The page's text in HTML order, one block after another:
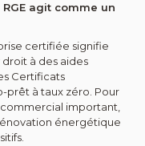
agit comme un
certifiée signifie
à des aides
Certificats
prêt à taux zéro. Pour
important,
énergétique